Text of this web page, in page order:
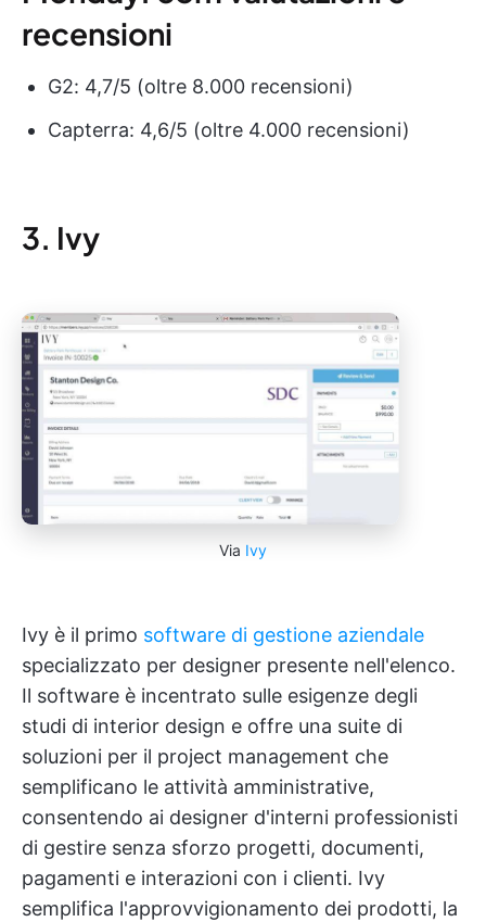
recensioni
G2: 4,7/5 (oltre 8.000 recensioni)
Capterra: 4,6/5 (oltre 4.000 recensioni)
3. Ivy
Via Ivy
Ivy è il primo software di gestione aziendale
specializzato per designer presente nell'elenco.
Il software è incentrato sulle esigenze degli
studi di interior design e offre una suite di
soluzioni per il project management che
semplificano le attività amministrative,
consentendo ai designer d'interni professionisti
di gestire senza sforzo progetti, documenti,
pagamenti e interazioni con i clienti. Ivy
semplifica l'approvvigionamento dei prodotti, la